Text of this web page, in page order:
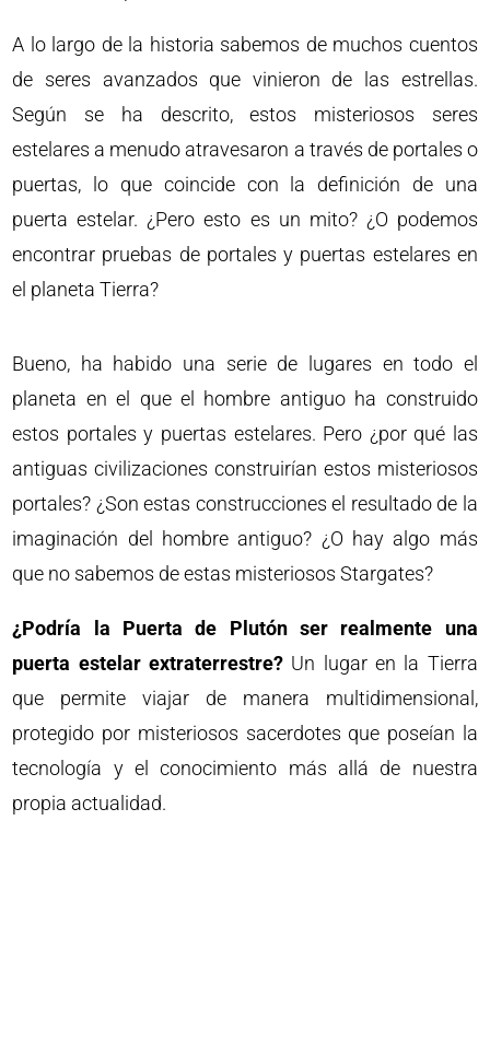
A lo largo de la historia sabemos de muchos cuentos
de seres avanzados que vinieron de las estrellas.
Según se ha descrito, estos misteriosos seres
estelares a menudo atravesaron a través de portales o
puertas, lo que coincide con la definición de una
puerta estelar. ¿Pero esto es un mito? ¿O podemos
encontrar pruebas de portales y puertas estelares en
el planeta Tierra?
Bueno, ha habido una serie de lugares en todo el
planeta en el que el hombre antiguo ha construido
estos portales y puertas estelares. Pero ¿por qué las
antiguas civilizaciones construirían estos misteriosos
portales? ¿Son estas construcciones el resultado de la
imaginación del hombre antiguo? ¿O hay algo más
que no sabemos de estas misteriosos Stargates?
¿Podría la Puerta de Plutón ser realmente una
puerta estelar extraterrestre?Un lugar en la Tierra
que permite viajar de manera multidimensional,
protegido por misteriosos sacerdotes que poseían la
tecnología y el conocimiento más allá de nuestra
propia actualidad.